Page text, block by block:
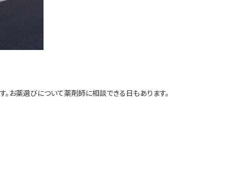
お薬選びについて薬剤師に相談できる日もあります。